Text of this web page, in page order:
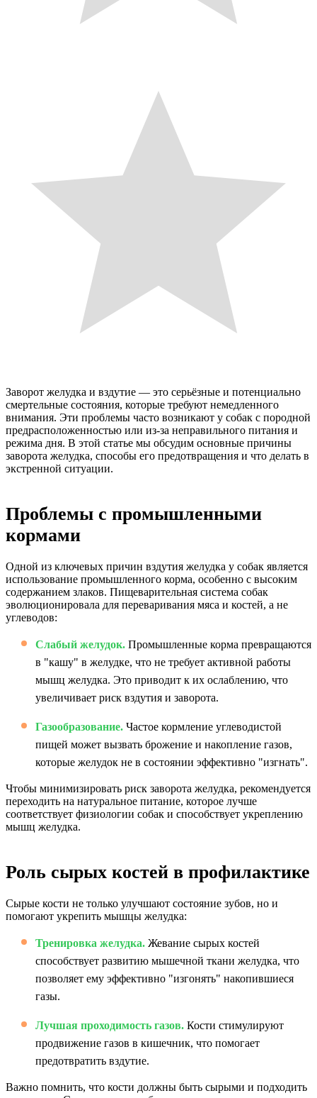
Заворот желудка и вздутие — это серьёзные и потенциально
смертельные состояния, которые требуют немедленного
внимания. Эти проблемы часто возникают у собак с породной
предрасположенностью или из-за неправильного питания и
режима дня. В этой статье мы обсудим основные причины
заворота желудка, способы его предотвращения и что делать в
экстренной ситуации.
Проблемы с промышленными
кормами
Одной из ключевых причин вздутия желудка у собак является
использование промышленного корма, особенно с высоким
содержанием злаков. Пищеварительная система собак
эволюционировала для переваривания мяса и костей, а не
углеводов:
Слабый желудок. Промышленные корма превращаются
в "кашу" в желудке, что не требует активной работы
мышц желудка. Это приводит к их ослаблению, что
увеличивает риск вздутия и заворота.
Газообразование. Частое кормление углеводистой
пищей может вызвать брожение и накопление газов,
которые желудок не в состоянии эффективно "изгнать".
Чтобы минимизировать риск заворота желудка, рекомендуется
переходить на натуральное питание, которое лучше
соответствует физиологии собак и способствует укреплению
мышц желудка.
Роль сырых костей в профилактике
Сырые кости не только улучшают состояние зубов, но и
помогают укрепить мышцы желудка:
Тренировка желудка. Жевание сырых костей
способствует развитию мышечной ткани желудка, что
позволяет ему эффективно "изгонять" накопившиеся
газы.
Лучшая проходимость газов. Кости стимулируют
продвижение газов в кишечник, что помогает
предотвратить вздутие.
Важно помнить, что кости должны быть сырыми и подходить